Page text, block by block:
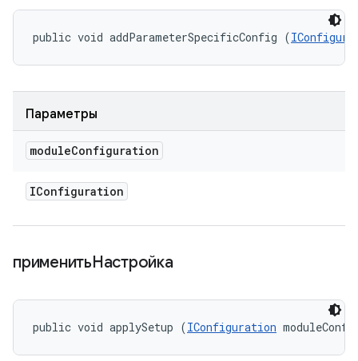
public void addParameterSpecificConfig (
Параметры
moduleConfiguration
IConfiguration
применитьНастройка
public void applySetup (IConfiguration